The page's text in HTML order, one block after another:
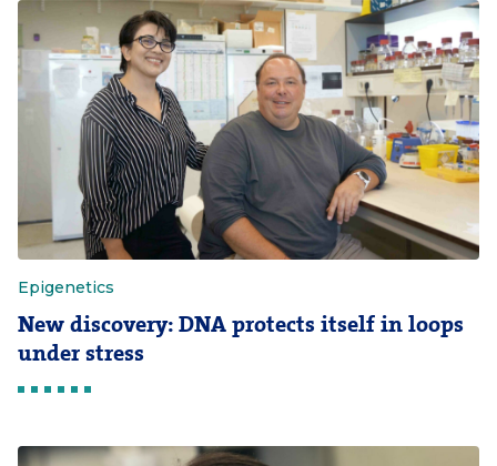
Epigenetics
New discovery: DNA protects itself in loops
under stress